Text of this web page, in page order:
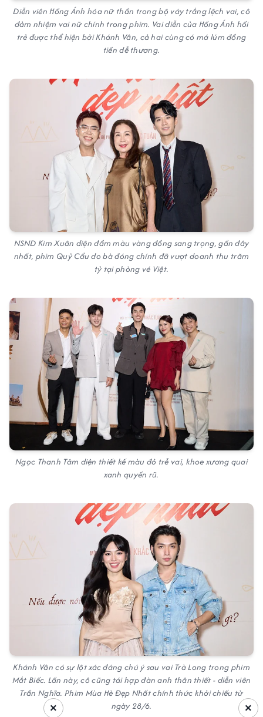
Diễn viên Hồng Ánh hóa nữ thần trong bộ váy trắng lệch vai, cô
đảm nhiệm vai nữ chính trong phim. Vai diễn của Hồng Ánh hồi
trẻ được thể hiện bởi Khánh Vân, cả hai cùng có má lúm đồng
tiền dễ thương.
NSND Kim Xuân diện đầm màu vàng đồng sang trọng, gần đây
nhất, phim Quỷ Cẩu do bà đóng chính đã vượt doanh thu trăm
tỷ tại phòng vé Việt.
Ngọc Thanh Tâm diện thiết kế màu đỏ trễ vai, khoe xương quai
xanh quyến rũ.
Khánh Vân có sự lột xác đáng chú ý sau vai Trà Long trong phim
Mắt Biếc. Lần này, cô cũng tái hợp đàn anh thân thiết - diễn viên
Trần Nghĩa. Phim Mùa Hè Đẹp Nhất chính thức khởi chiếu từ
ngày 28/6.
×
×